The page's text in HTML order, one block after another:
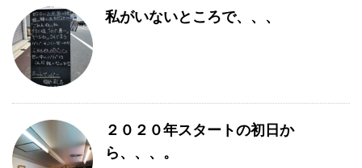
私がいないところで、、、
２０２０年スタートの初日か
ら、、、。